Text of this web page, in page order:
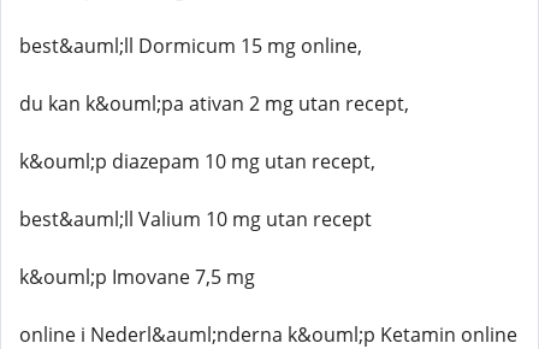
best&auml;ll Dormicum 15 mg online,
du kan k&ouml;pa ativan 2 mg utan recept,
k&ouml;p diazepam 10 mg utan recept,
best&auml;ll Valium 10 mg utan recept
k&ouml;p Imovane 7,5 mg
online i Nederl&auml;nderna k&ouml;p Ketamin online